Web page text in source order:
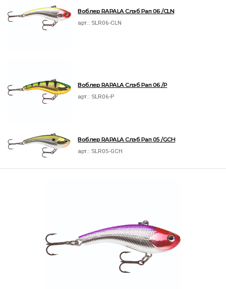
Воблер RAPALA Слэб Рап 06 /CLN
арт.: SLR06-CLN
Воблер RAPALA Слэб Рап 06 /P
арт.: SLR06-P
Воблер RAPALA Слэб Рап 05 /GCH
арт.: SLR05-GCH